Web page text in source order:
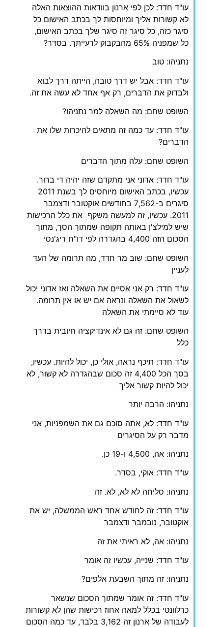
עו"ד חדד: לכן לפי ארנון בוודאות ההוצאות האלה
לא קשורות אליך ומיוחסות לך בכתב האישום כל
סיגר כזה, כל סיגר זה סיגר שלך בכתב האישום,
כל שמפניה 65% מהבקבוק לרעייתך. בסדר?
נתניהו: טוב
עו"ד חדד: אבל יש דרך טובה, הייתה דרך לבוא
ולבדוק את הדברים, רק אף אחד לא עשה את זה.
השופט שחם: מה השאלה למר נתניהו?
עו"ד חדד: עד כמה זה מתאים להיכרות שלו את
הדברים?
השופט שחם: עלה מתוך הדברים
עו"ד חדד: אדוני אני מתקדם שזה יהיה די ברור.
עכשיו, בכתב האישום מיוחסים לך בשנת 2011
סיגרים ב-7,562 בחודשים אוקטובר ודצמבר
2011. עכשיו, זה למעשה משקף את כלל הרכישות
שיש למילצ'ן באותה תקופה שמתוך הסך, מתוך
הסכום הזה 4,400 בהגדרה לפי דו"ח ריג'נסי
השופט שחם: שוב מר חדד, מה תרומה של העד
לעניין
עו"ד חדד: רק אני אסיים את השאלה ואז אדוני יכול
לשאול את השאלה ונראה אם יש או אין תרומה.
עוד לא סיימתי את השאלה
השופט שחם: זה גם לא אינדיקציה חיובית בדרך
כלל
עו"ד חדד: תיכף נראה, אולי כן, יכול להיות. עכשיו,
בסך הכל 4,400 זה סכום שבהגדרה לא קשור, לא
יכול להיות קשור אליך
נתניהו: הרבה יותר
עו"ד חדד: לא, אתה סוכם גם את השמפניות, אני
מדבר רק על הסיגרים
נתניהו: אה, 4,500 ו-19 כן.
עו"ד חדד: אוקי, בסדר.
נתניהו: סליחה לא לא, לא. זה
עו"ד חדד: זה לחודש אחד ראש הממשלה, יש את
אוקטובר, נובמבר ודצמבר
נתניהו: אה, לא ראיתי את זה
עו"ד חדד: שנייה, עכשיו זה אומר
נתניהו: זה מתוך השבעת אלפים?
עו"ד חדד: זה אומר שמתוך הסכום שנשאר
כרלוונטי בכלל למאה אחוז רכישות שהן לא קשורות
לעבודה של ארנון זה 3,162 בלבד, עד כמה הסכום